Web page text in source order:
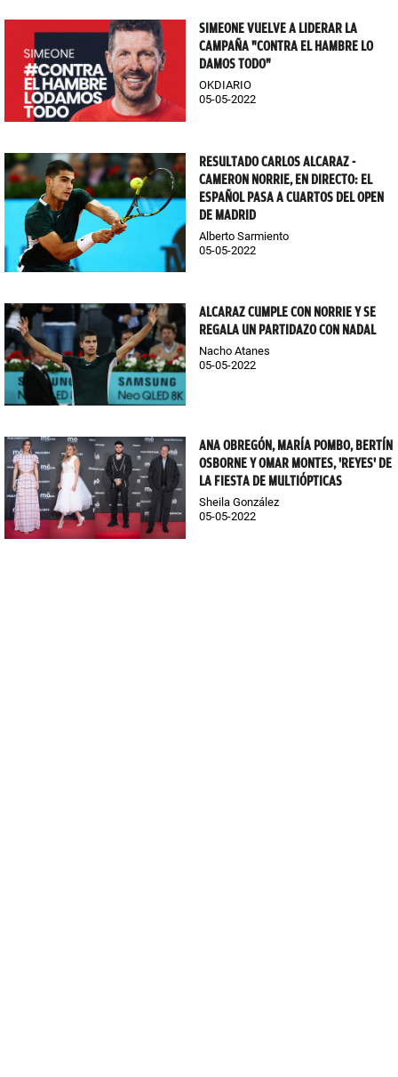
SIMEONE VUELVE A LIDERAR LA
CAMPAÑA "CONTRA EL HAMBRE LO
DAMOS TODO"
OKDIARIO
05-05-2022
RESULTADO CARLOS ALCARAZ -
CAMERON NORRIE, EN DIRECTO: EL
ESPAÑOL PASA A CUARTOS DEL OPEN
DE MADRID
Alberto Sarmiento
05-05-2022
ALCARAZ CUMPLE CON NORRIE Y SE
REGALA UN PARTIDAZO CON NADAL
Nacho Atanes
05-05-2022
ANA OBREGÓN, MARÍA POMBO, BERTÍN
OSBORNE Y OMAR MONTES, 'REYES' DE
LA FIESTA DE MULTIÓPTICAS
Sheila González
05-05-2022